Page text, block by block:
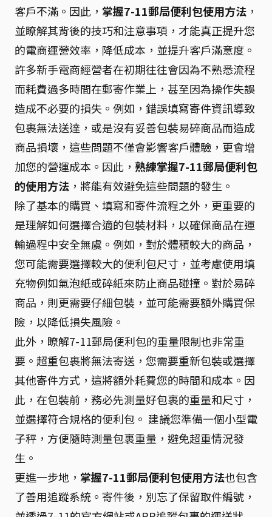
客戶不滿。因此， 掌握7-11郵局便利包使用方法 ，
並瞭解其背後的技巧和注意事項，才能真正提升您
的電商運營效率，降低成本，並提升客戶滿意度。
許多新手電商經營者在初期往往會因為不熟悉流程
而耗費過多時間在郵寄作業上，甚至因為操作失誤
造成不必要的損失。例如，錯誤填寫寄件資訊導致
包裹無法送達，或是沒有妥善包裝易碎商品而造成
商品損壞，這些問題不僅會影響客戶體驗，更會增
加您的營運成本。因此， 熟練掌握7-11郵局便利包
的使用方法 ，將能有效避免這些問題的發生。
除了基本的購買、填寫和寄件流程之外，更重要的
是理解如何選擇合適的包裝材料，以確保商品在運
輸過程中安全無虞。例如，對於體積較大的商品，
您可能需要選擇較大的便利包尺寸，並考慮使用填
充物例如氣泡紙或碎紙來防止商品碰撞。對於易碎
商品，則更需要仔細包裝，並可能需要額外購買保
險，以降低損失風險。
此外，瞭解7-11郵局便利包的重量限制也非常重
要。超重包裹將無法寄送，您需要重新包裝或選擇
其他寄件方式，這將額外耗費您的時間和成本。因
此，在包裝前，務必先測量好包裹的重量和尺寸，
並選擇符合規格的便利包。 建議您準備一個小型電
子秤，方便隨時測量包裹重量，避免超重情況發
生。
更進一步地， 掌握7-11郵局便利包使用方法也包含
了善用追蹤系統。寄件後，別忘了保留取件編號，